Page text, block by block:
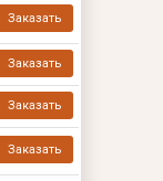
Заказать
Заказать
Заказать
Заказать